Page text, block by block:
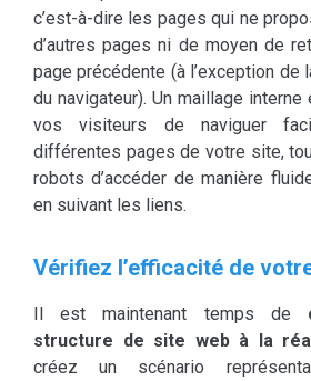
c’est-à-dire les pages qui ne
d’autres pages ni de moyen de
page précédente (à l’exception de
du navigateur). Un maillage
vos visiteurs de naviguer
différentes pages de votre site,
robots d’accéder de manière
en suivant les liens.
Vérifiez l’efficacité de
Il est maintenant temps de
structure de site web à la
créez un scénario